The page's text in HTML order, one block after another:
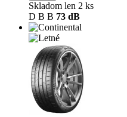
Skladom len 2 ks
D B B 73 dB